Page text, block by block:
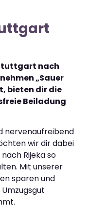
nach
„Sauer
bieten dir die
Beiladung
nervenaufreibend
wir dir dabei
Rijeka so
Mit unserer
sparen und